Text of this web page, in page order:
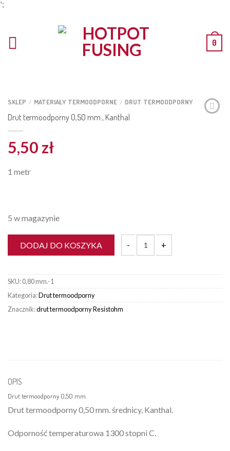
';
0
SKLEP / MATERIAŁY TERMOODPORNE / DRUT TERMOODPORNY
Drut termoodporny 0,50 mm., Kanthal
5,50 zł
1 metr
5 w magazynie
DODAJ DO KOSZYKA
ilość Drut termoodporny 0,50
SKU:0,80 mm.-1
Kategoria:Drut termoodporny
Znacznik:drut termoodporny Resistohm
OPIS
Drut termoodporny 0,50 mm.
Drut termoodporny 0,50 mm. średnicy, Kanthal.
Odporność temperaturowa 1300 stopni C.